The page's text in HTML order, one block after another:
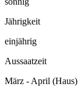
Jährigkeit
einjährig
Aussaatzeit
März - April